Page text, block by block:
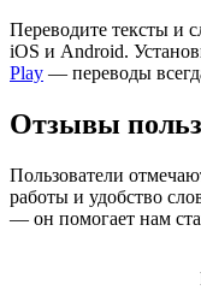
Переводите тексты и
iOS и Android.
Play — переводы
Отзывы
Пользователи
работы и удобство
— он помогает нам